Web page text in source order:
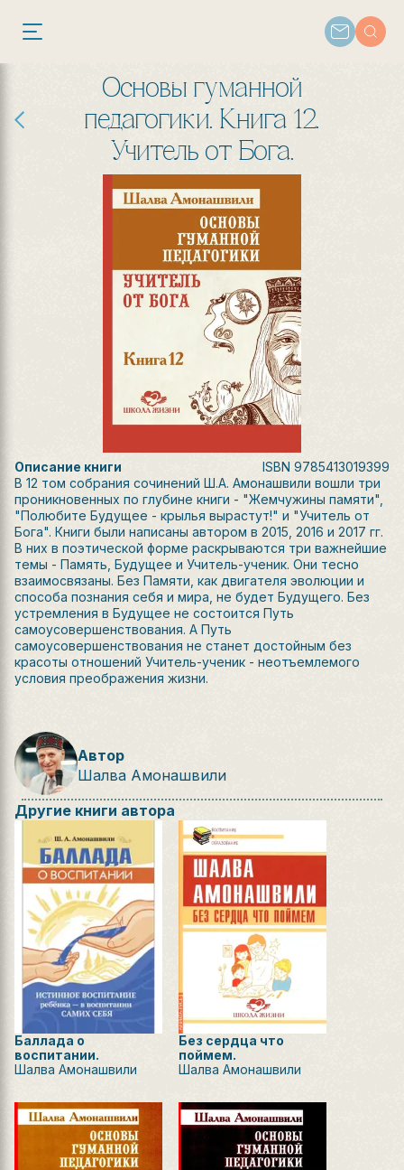
Основы гуманной
педагогики. Книга 12.
Учитель от Бога.
Описание книги ISBN 9785413019399
В 12 том собрания сочинений Ш.А. Амонашвили вошли три
проникновенных по глубине книги - "Жемчужины памяти",
"Полюбите Будущее - крылья вырастут!" и "Учитель от
Бога". Книги были написаны автором в 2015, 2016 и 2017 гг.
В них в поэтической форме раскрываются три важнейшие
темы - Память, Будущее и Учитель-ученик. Они тесно
взаимосвязаны. Без Памяти, как двигателя эволюции и
способа познания себя и мира, не будет Будущего. Без
устремления в Будущее не состоится Путь
самоусовершенствования. А Путь
самоусовершенствования не станет достойным без
красоты отношений Учитель-ученик - неотъемлемого
условия преображения жизни.
Автор
Шалва Амонашвили
Другие книги автора
Баллада о
воспитании.
Шалва Амонашвили
Без сердца что
поймем.
Шалва Амонашвили